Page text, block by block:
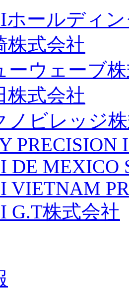
ホールディ
株式会社
ーウェーブ
株式会社
ノビレッジ
PRECISION
DE MEXICO
VIETNAM
G.T株式会社